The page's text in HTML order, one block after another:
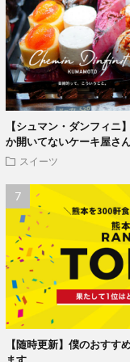
【シュマン・ダンフィニ
か開いてないケーキ屋さ
スイーツ
【随時更新】僕のおすす